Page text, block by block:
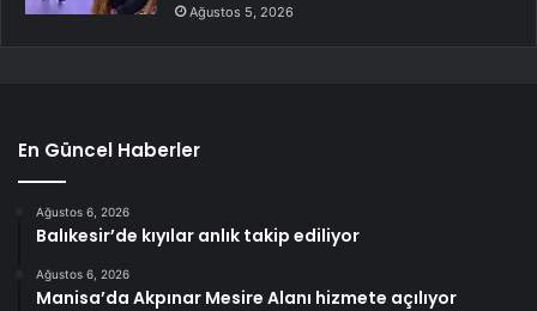
Ağustos 5, 2026
En Güncel Haberler
Ağustos 6, 2026
Balıkesir’de kıyılar anlık takip ediliyor
Ağustos 6, 2026
Manisa’da Akpınar Mesire Alanı hizmete açılıyor